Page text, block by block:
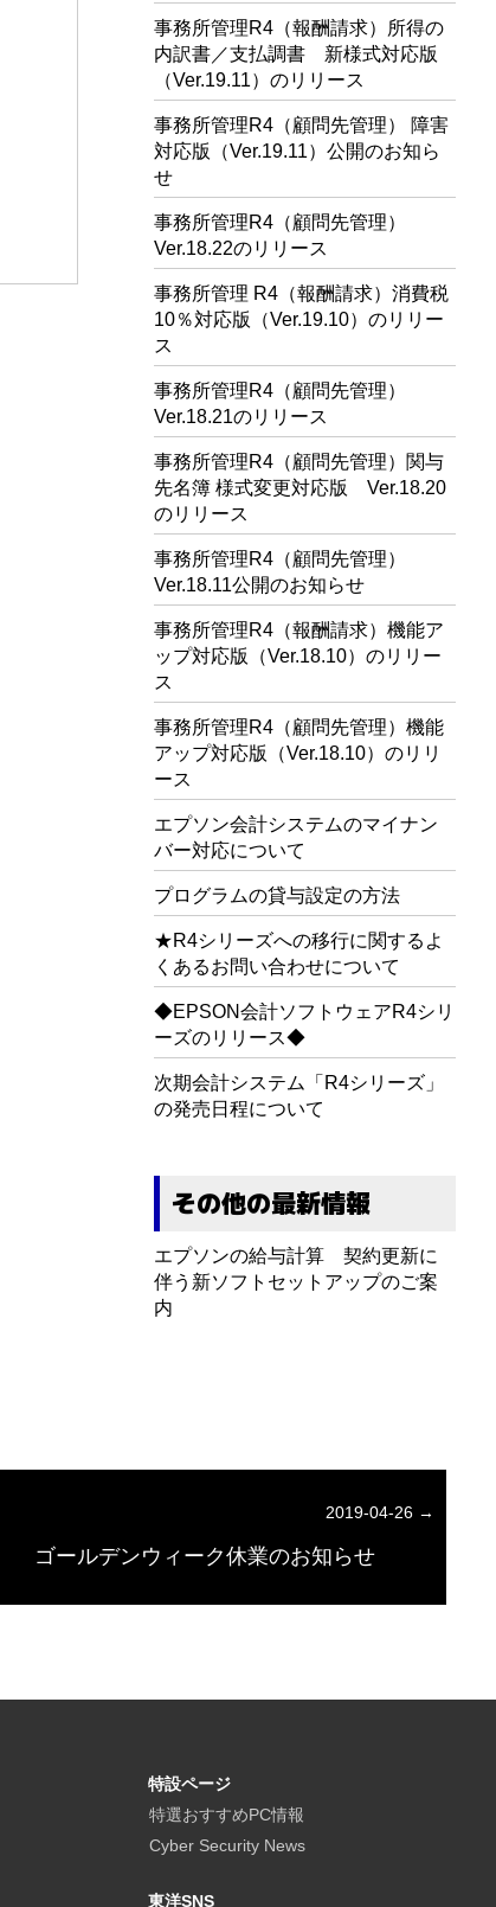
事務所管理R4（報酬請求）所得の
内訳書／支払調書 新様式対応版
（Ver.19.11）のリリース
事務所管理R4（顧問先管理） 障害
対応版（Ver.19.11）公開のお知ら
せ
事務所管理R4（顧問先管理）
Ver.18.22のリリース
事務所管理 R4（報酬請求）消費税
10％対応版（Ver.19.10）のリリー
ス
事務所管理R4（顧問先管理）
Ver.18.21のリリース
事務所管理R4（顧問先管理）関与
先名簿 様式変更対応版 Ver.18.20
のリリース
事務所管理R4（顧問先管理）
Ver.18.11公開のお知らせ
事務所管理R4（報酬請求）機能ア
ップ対応版（Ver.18.10）のリリー
ス
事務所管理R4（顧問先管理）機能
アップ対応版（Ver.18.10）のリリ
ース
エプソン会計システムのマイナン
バー対応について
プログラムの貸与設定の方法
★R4シリーズへの移行に関するよ
くあるお問い合わせについて
◆EPSON会計ソフトウェアR4シリ
ーズのリリース◆
次期会計システム「R4シリーズ」
の発売日程について
その他の最新情報
エプソンの給与計算 契約更新に
伴う新ソフトセットアップのご案
内
2019-04-26 →
ゴールデンウィーク休業のお知らせ
特設ページ
特選おすすめPC情報
Cyber Security News
東洋SNS